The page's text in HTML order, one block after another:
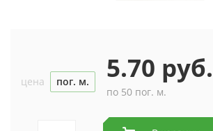
цена пог. м. 5.70 руб.
по 50 пог. м.